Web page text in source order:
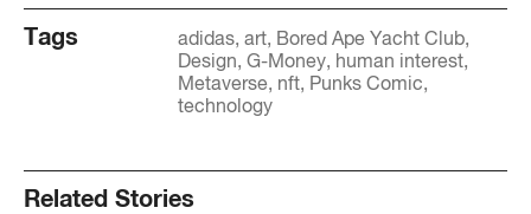
Tags adidas art Bored Ape Yacht Club
Design G-Money human interest
Metaverse nft Punks Comic
technology
Related Stories